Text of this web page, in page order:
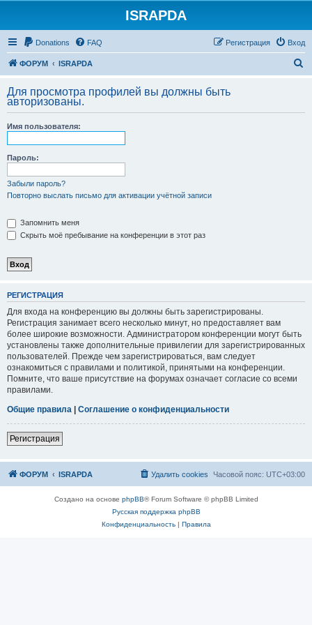
ISRAPDA
Donations FAQ Вход
Регистрация
ФОРУМ ISRAPDA
с
Для просмотра профилей вы должны быть
авторизованы.
Имя пользователя:
Пароль:
Забыли пароль?
Повторно выслать письмо для активации учётной записи
Запомнить меня
Скрыть моё пребывание на конференции в этот раз
РЕГИСТРАЦИЯ
Для входа на конференцию вы должны быть зарегистрированы.
Регистрация занимает всего несколько минут, но предоставляет вам
более широкие возможности. Администратором конференции могут быть
установлены также дополнительные привилегии для зарегистрированных
пользователей. Прежде чем зарегистрироваться, вам следует
ознакомиться с правилами и политикой, принятыми на конференции.
Помните, что ваше присутствие на форумах означает согласие со всеми
правилами.
Общие правила | Соглашение о конфиденциальности
Регистрация
ФОРУМ ISRAPDA Часовой пояс: UTC+03:00
Удалить cookies
Создано на основе phpBB® Forum Software © phpBB Limited
Русская поддержка phpBB
Конфиденциальность| Правила